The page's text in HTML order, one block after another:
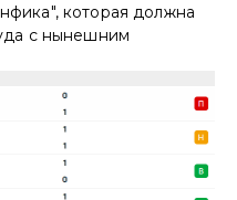
которая должна
с нынешним